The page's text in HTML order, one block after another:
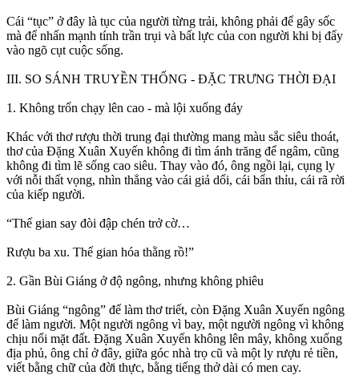
Cái “tục” ở đây là tục của người từng trải, không phải để gây sốc
mà để nhấn mạnh tính trần trụi và bất lực của con người khi bị đẩy
vào ngõ cụt cuộc sống.
III. SO SÁNH TRUYỀN THỐNG - ĐẶC TRƯNG THỜI ĐẠI
1. Không trốn chạy lên cao - mà lội xuống đáy
Khác với thơ rượu thời trung đại thường mang màu sắc siêu thoát,
thơ của Đặng Xuân Xuyến không đi tìm ánh trăng để ngâm, cũng
không đi tìm lẽ sống cao siêu. Thay vào đó, ông ngồi lại, cụng ly
với nỗi thất vọng, nhìn thẳng vào cái giả dối, cái bẩn thỉu, cái rã rời
của kiếp người.
“Thế gian say đòi đập chén trở cờ…
Rượu ba xu. Thế gian hóa thằng rồ!”
2. Gần Bùi Giáng ở độ ngông, nhưng không phiêu
Bùi Giáng “ngông” để làm thơ triết, còn Đặng Xuân Xuyến ngông
để làm người. Một người ngông vì bay, một người ngông vì không
chịu nổi mặt đất. Đặng Xuân Xuyến không lên mây, không xuống
địa phủ, ông chỉ ở đây, giữa góc nhà trọ cũ và một ly rượu rẻ tiền,
viết bằng chữ của đời thực, bằng tiếng thở dài có men cay.